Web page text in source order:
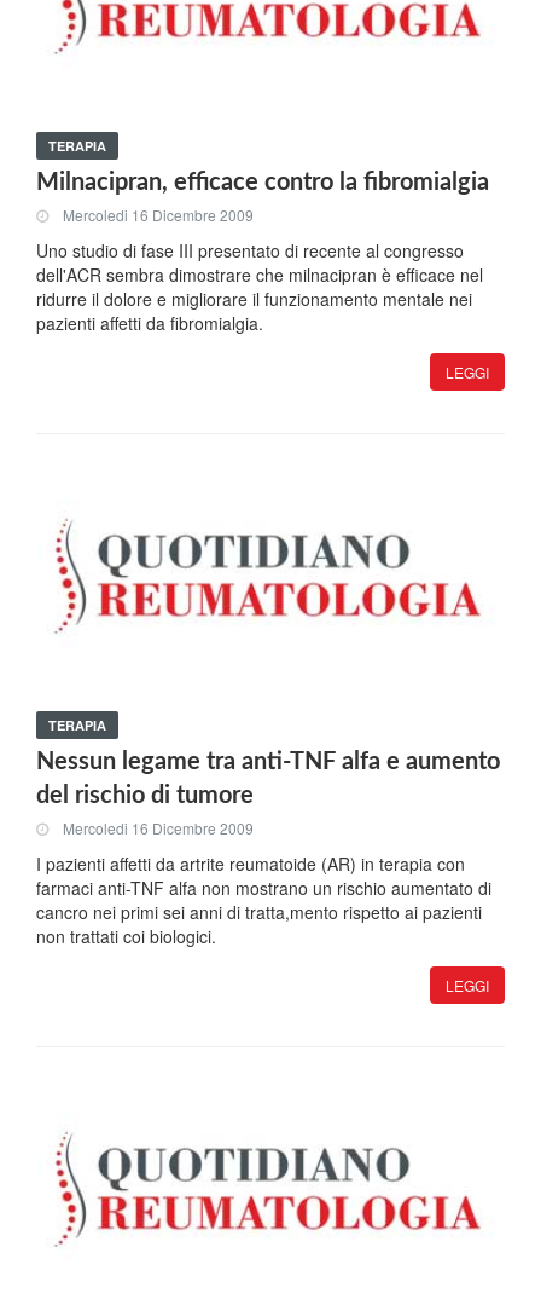
TERAPIA
Milnacipran, efficace contro la fibromialgia
Mercoledi 16 Dicembre 2009
Uno studio di fase III presentato di recente al congresso
dell'ACR sembra dimostrare che milnacipran è efficace nel
ridurre il dolore e migliorare il funzionamento mentale nei
pazienti affetti da fibromialgia.
LEGGI
TERAPIA
Nessun legame tra anti-TNF alfa e aumento
del rischio di tumore
Mercoledi 16 Dicembre 2009
I pazienti affetti da artrite reumatoide (AR) in terapia con
farmaci anti-TNF alfa non mostrano un rischio aumentato di
cancro nei primi sei anni di tratta,mento rispetto ai pazienti
non trattati coi biologici.
LEGGI